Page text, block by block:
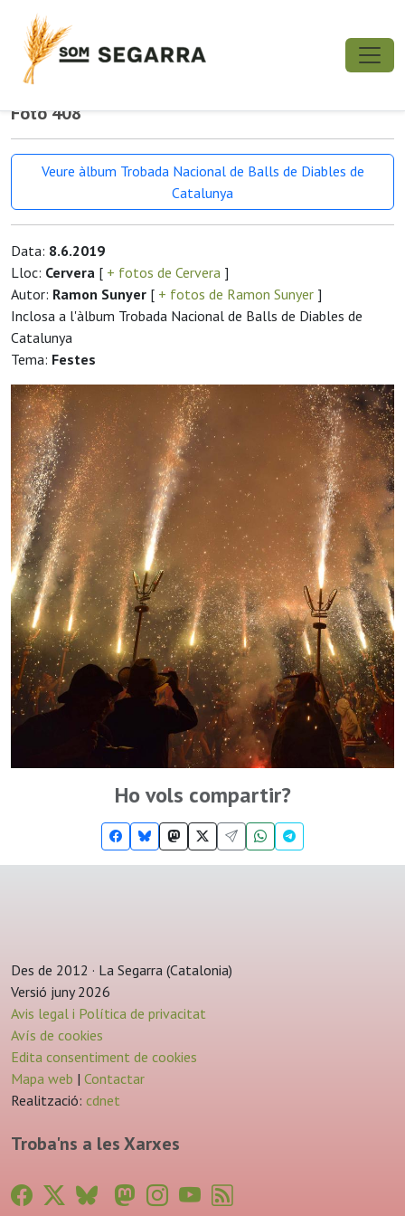
Foto 408
Veure àlbum Trobada Nacional de Balls de Diables de
Catalunya
Data: 8.6.2019
Lloc: Cervera [ + fotos de Cervera ]
Autor: Ramon Sunyer [ + fotos de Ramon Sunyer ]
Inclosa a l'àlbum Trobada Nacional de Balls de Diables de
Catalunya
Tema: Festes
Ho vols compartir?
Des de 2012 · La Segarra (Catalonia)
Versió juny 2026
Avis legal i Política de privacitat
Avís de cookies
Edita consentiment de cookies
Mapa web | Contactar
Realització: cdnet
Troba'ns a les Xarxes